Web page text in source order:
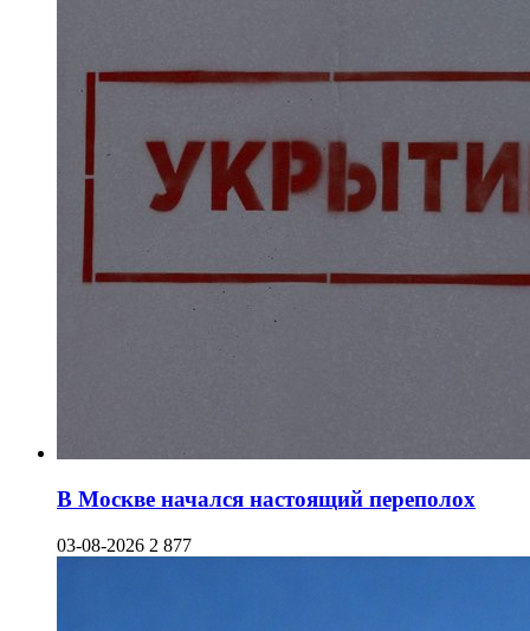
В Москве начался настоящий переполох
03-08-2026 2 877